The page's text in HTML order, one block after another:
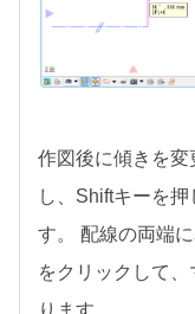
作図後に傾きを
し、Shiftキーを
す。 配線の両端
をクリックして
ります。